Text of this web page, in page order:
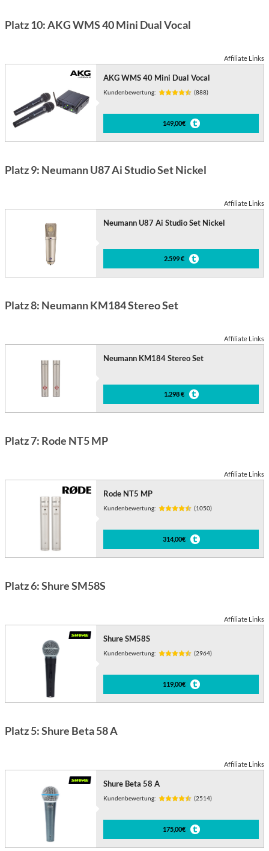
Platz 10: AKG WMS 40 Mini Dual Vocal
Affiliate Links
AKG WMS 40 Mini Dual Vocal
Kundenbewertung: (888)
149,00€
Platz 9: Neumann U87 Ai Studio Set Nickel
Affiliate Links
Neumann U87 Ai Studio Set Nickel
2.599 €
Platz 8: Neumann KM184 Stereo Set
Affiliate Links
Neumann KM184 Stereo Set
1.298 €
Platz 7: Rode NT5 MP
Affiliate Links
Rode NT5 MP
Kundenbewertung: (1050)
314,00€
Platz 6: Shure SM58S
Affiliate Links
Shure SM58S
Kundenbewertung: (2964)
119,00€
Platz 5: Shure Beta 58 A
Affiliate Links
Shure Beta 58 A
Kundenbewertung: (2514)
175,00€